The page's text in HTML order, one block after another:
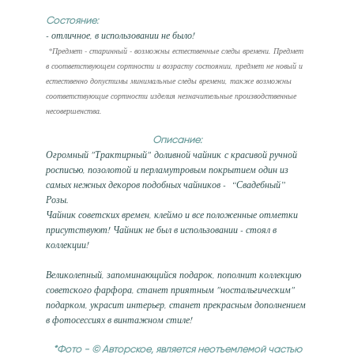
Состояние:
- отличное, в использовании не было!
*Предмет - старинный - возможны естественные следы времени. Предмет
в соответствующем сортности и возрасту состоянии, предмет не новый и
естественно допустимы минимальные следы времени, также возможны
соответствующие сортности изделия незначительные производственные
несовершенства.
Описание:
Огромный "Трактирный" доливной чайник с красивой ручной
росписью, позолотой и перламутровым покрытием один из
самых нежных декоров подобных чайников - “Свадебный”
Розы.
Чайник советских времен, клеймо и все положенные отметки
присутствуют! Чайник не был в использовании - стоял в
коллекции!
Великолепный, запоминающийся подарок, пополнит коллекцию
советского фарфора, станет приятным "ностальгическим"
подарком, украсит интерьер, станет прекрасным дополнением
в фотосессиях в винтажном стиле!
*Фото - © Авторское, является неотъемлемой частью